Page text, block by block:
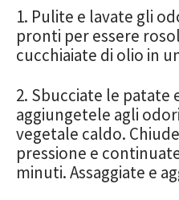
1. Pulite e lavate gli
pronti per essere
cucchiaiate di olio in
2. Sbucciate le patate
aggiungetele agli
vegetale caldo.
pressione e
minuti. Assaggiate e